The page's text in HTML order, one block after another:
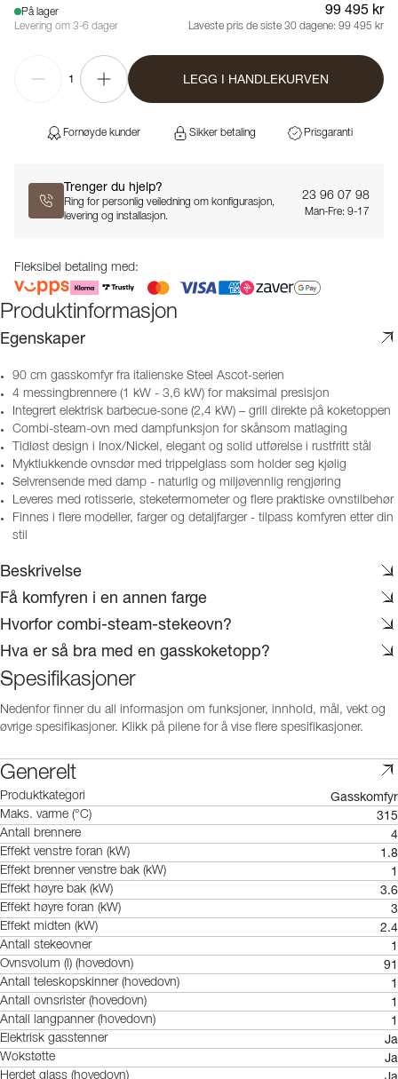
På lager
Levering om 3-6 dager
99 495 kr
Laveste pris de siste 30 dagene: 99 495 kr
1 LEGG I HANDLEKURVEN
Fornøyde kunder Sikker betaling Prisgaranti
Trenger du hjelp?
Ring for personlig veiledning om konfigurasjon,
levering og installasjon.
23 96 07 98
Man-Fre: 9-17
Fleksibel betaling med:
Produktinformasjon
Egenskaper
90 cm gasskomfyr fra italienske Steel Ascot-serien
4 messingbrennere (1 kW - 3,6 kW) for maksimal presisjon
Integrert elektrisk barbecue-sone (2,4 kW) – grill direkte på koketoppen
Combi-steam-ovn med dampfunksjon for skånsom matlaging
Tidløst design i Inox/Nickel, elegant og solid utførelse i rustfritt stål
Myktlukkende ovnsdør med trippelglass som holder seg kjølig
Selvrensende med damp - naturlig og miljøvennlig rengjøring
Leveres med rotisserie, steketermometer og flere praktiske ovnstilbehør
Finnes i flere modeller, farger og detaljfarger - tilpass komfyren etter din
stil
Beskrivelse
Få komfyren i en annen farge
Hvorfor combi-steam-stekeovn?
Hva er så bra med en gasskoketopp?
Spesifikasjoner
Nedenfor finner du all informasjon om funksjoner, innhold, mål, vekt og
øvrige spesifikasjoner. Klikk på pilene for å vise flere spesifikasjoner.
Generelt
Produktkategori Gasskomfyr
Maks. varme (°C) 315
Antall brennere 4
Effekt venstre foran (kW) 1.8
Effekt brenner venstre bak (kW) 1
Effekt høyre bak (kW) 3.6
Effekt høyre foran (kW) 3
Effekt midten (kW) 2.4
Antall stekeovner 1
Ovnsvolum (l) (hovedovn) 91
Antall teleskopskinner (hovedovn) 1
Antall ovnsrister (hovedovn) 1
Antall langpanner (hovedovn) 1
Elektrisk gasstenner Ja
Wokstøtte Ja
Herdet glass (hovedovn)